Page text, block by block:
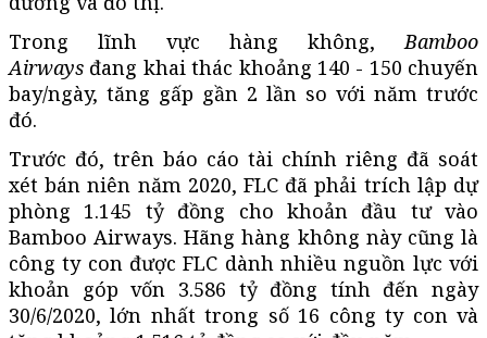
Trong lĩnh vực hàng không,Bamboo
Airways đang khai thác khoảng 140 - 150 chuyến
bay/ngày, tăng gấp gần 2 lần so với năm trước
đó.
Trước đó, trên báo cáo tài chính riêng đã soát
xét bán niên năm 2020, FLC đã phải trích lập dự
phòng 1.145 tỷ đồng cho khoản đầu tư vào
Bamboo Airways. Hãng hàng không này cũng là
công ty con được FLC dành nhiều nguồn lực với
khoản góp vốn 3.586 tỷ đồng tính đến ngày
30/6/2020, lớn nhất trong số 16 công ty con và